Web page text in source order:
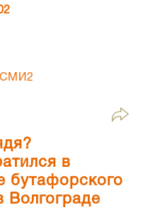
СМИ2
в
бутафорского